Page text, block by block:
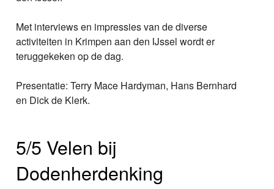
Met interviews en impressies van de diverse
activiteiten in Krimpen aan den IJssel wordt er
teruggekeken op de dag.
Presentatie: Terry Mace Hardyman, Hans Bernhard
en Dick de Klerk.
5/5 Velen bij
Dodenherdenking